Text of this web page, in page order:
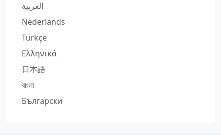
العربية
Nederlands
Türkçe
Ελληνικά
日本語
বাংলা
Български